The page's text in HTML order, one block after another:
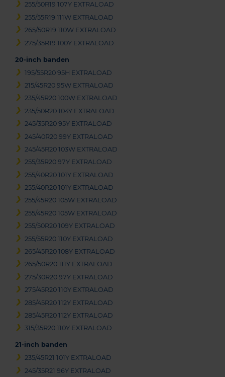
255/50R19 107Y EXTRALOAD
255/55R19 111W EXTRALOAD
265/50R19 110W EXTRALOAD
275/35R19 100Y EXTRALOAD
20-inch banden
195/55R20 95H EXTRALOAD
215/45R20 95W EXTRALOAD
235/45R20 100W EXTRALOAD
235/50R20 104Y EXTRALOAD
245/35R20 95Y EXTRALOAD
245/40R20 99Y EXTRALOAD
245/45R20 103W EXTRALOAD
255/35R20 97Y EXTRALOAD
255/40R20 101Y EXTRALOAD
255/40R20 101Y EXTRALOAD
255/45R20 105W EXTRALOAD
255/45R20 105W EXTRALOAD
255/50R20 109Y EXTRALOAD
255/55R20 110Y EXTRALOAD
265/45R20 108Y EXTRALOAD
265/50R20 111Y EXTRALOAD
275/30R20 97Y EXTRALOAD
275/45R20 110Y EXTRALOAD
285/45R20 112Y EXTRALOAD
285/45R20 112Y EXTRALOAD
315/35R20 110Y EXTRALOAD
21-inch banden
235/45R21 101Y EXTRALOAD
245/35R21 96Y EXTRALOAD